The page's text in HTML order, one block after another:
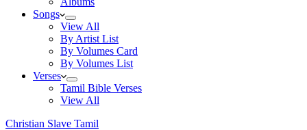
Songs
View All
By Artist List
By Volumes Card
By Volumes List
Verses
Tamil Bible Verses
View All
Christian Slave Tamil